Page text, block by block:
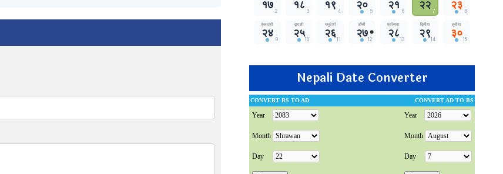
Nepali Date Converter